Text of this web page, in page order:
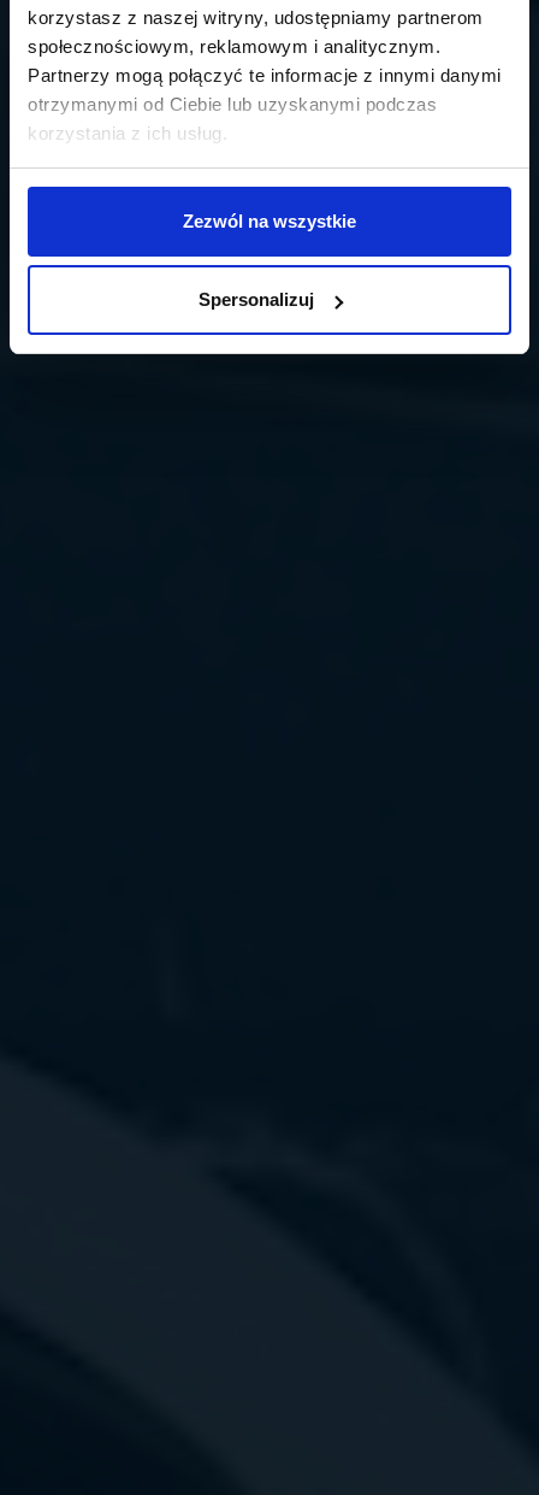
korzystasz z naszej witryny, udostępniamy partnerom
społecznościowym, reklamowym i analitycznym.
Partnerzy mogą połączyć te informacje z innymi danymi
otrzymanymi od Ciebie lub uzyskanymi podczas
korzystania z ich usług.
Zezwól na wszystkie
Spersonalizuj